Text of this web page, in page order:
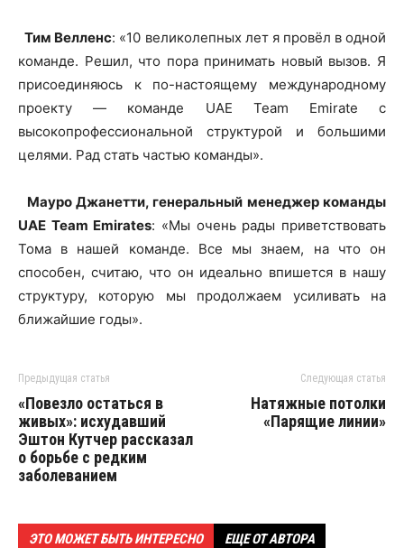
Тим Велленс: «10 великолепных лет я провёл в одной
команде. Решил, что пора принимать новый вызов. Я
присоединяюсь к по-настоящему международному
проекту — команде UAE Team Emirate с
высокопрофессиональной структурой и большими
целями. Рад стать частью команды».
Мауро Джанетти, генеральный менеджер команды
UAE Team Emirates: «Мы очень рады приветствовать
Тома в нашей команде. Все мы знаем, на что он
способен, считаю, что он идеально впишется в нашу
структуру, которую мы продолжаем усиливать на
ближайшие годы».
Предыдущая статья
«Повезло остаться в
живых»: исхудавший
Эштон Кутчер рассказал
о борьбе с редким
заболеванием
Следующая статья
Натяжные потолки
«Парящие линии»
ЭТО МОЖЕТ БЫТЬ ИНТЕРЕСНО ЕЩЕ ОТ АВТОРА